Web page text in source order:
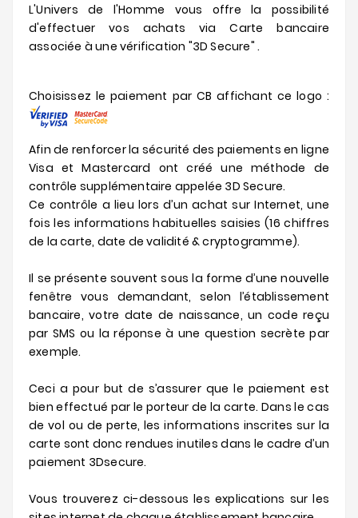
L'Univers de l'Homme vous offre la possibilité
d'effectuer vos achats via Carte bancaire
associée à une vérification "3D Secure" .
Choisissez le paiement par CB affichant ce logo :
Afin de renforcer la sécurité des paiements en ligne
Visa et Mastercard ont créé une méthode de
contrôle supplémentaire appelée 3D Secure.
Ce contrôle a lieu lors d’un achat sur Internet, une
fois les informations habituelles saisies (16 chiffres
de la carte, date de validité & cryptogramme).
Il se présente souvent sous la forme d’une nouvelle
fenêtre vous demandant, selon l’établissement
bancaire, votre date de naissance, un code reçu
par SMS ou la réponse à une question secrète par
exemple.
Ceci a pour but de s’assurer que le paiement est
bien effectué par le porteur de la carte. Dans le cas
de vol ou de perte, les informations inscrites sur la
carte sont donc rendues inutiles dans le cadre d’un
paiement 3Dsecure.
Vous trouverez ci-dessous les explications sur les